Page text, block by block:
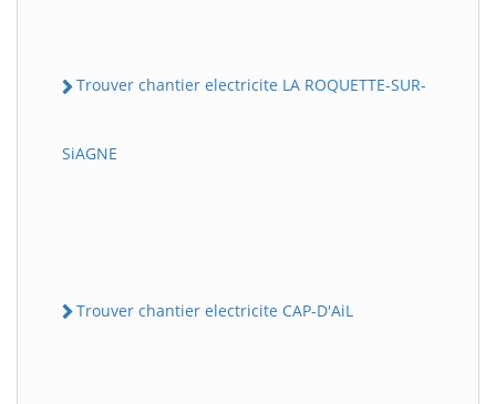
Trouver chantier electricite LA ROQUETTE-SUR-
SiAGNE
Trouver chantier electricite CAP-D'AiL